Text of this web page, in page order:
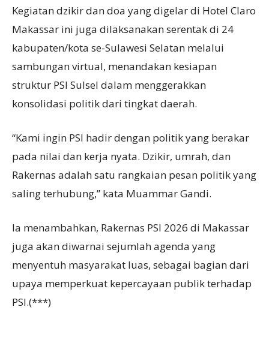
Kegiatan dzikir dan doa yang digelar di Hotel Claro
Makassar ini juga dilaksanakan serentak di 24
kabupaten/kota se-Sulawesi Selatan melalui
sambungan virtual, menandakan kesiapan
struktur PSI Sulsel dalam menggerakkan
konsolidasi politik dari tingkat daerah.
“Kami ingin PSI hadir dengan politik yang berakar
pada nilai dan kerja nyata. Dzikir, umrah, dan
Rakernas adalah satu rangkaian pesan politik yang
saling terhubung,” kata Muammar Gandi.
Ia menambahkan, Rakernas PSI 2026 di Makassar
juga akan diwarnai sejumlah agenda yang
menyentuh masyarakat luas, sebagai bagian dari
upaya memperkuat kepercayaan publik terhadap
PSI.(***)